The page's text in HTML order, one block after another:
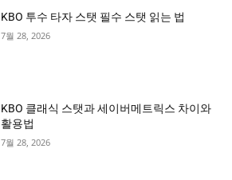
KBO 투수 타자 스탯 필수 스탯 읽는 법
7월 28, 2026
KBO 클래식 스탯과 세이버메트릭스 차이와
활용법
7월 28, 2026